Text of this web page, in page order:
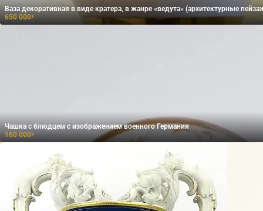
Ваза декоративная в виде кратера, в жанре «ведута» (архитектурные
650 000₽
Чашка с блюдцем с изображением военного Германия
160 000₽